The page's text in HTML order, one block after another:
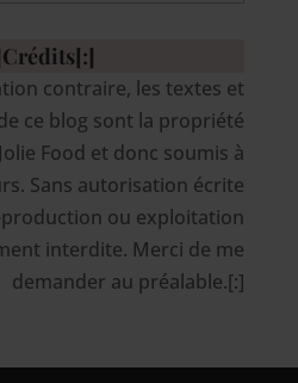
contraire, les textes et
ce blog sont la propriété
Food et donc soumis à
Sans autorisation écrite
ou exploitation
interdite. Merci de me
demander au préalable.[:]